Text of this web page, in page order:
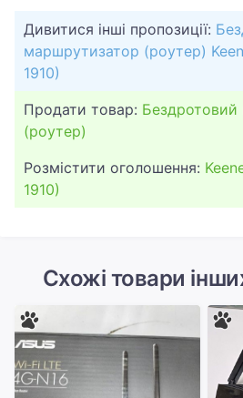
Дивитися інші пропозиції:
маршрутизатор (роутер)
1910)
Продати товар:
(роутер)
Розмістити оголошення:
1910)
Схожі товари